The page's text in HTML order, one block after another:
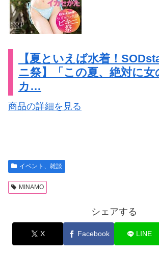
【夏といえば水着！
ニ祭】「この夏、絶対に女
カ…
商品の詳細を見る
イベント、雑談
MINAMO
シェアする
X Facebook LINE